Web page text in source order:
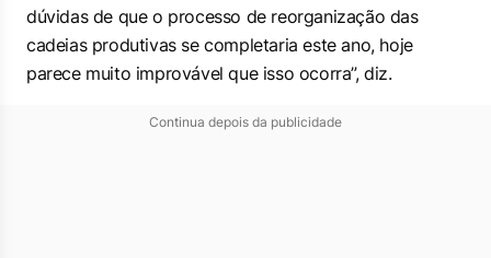
dúvidas de que o processo de reorganização das
cadeias produtivas se completaria este ano, hoje
parece muito improvável que isso ocorra”, diz.
Continua depois da publicidade